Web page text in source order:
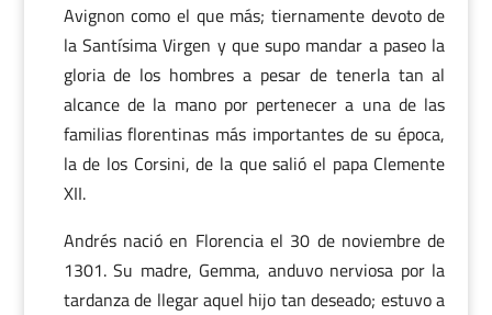
Avignon como el que más; tiernamente devoto de
la Santísima Virgen y que supo mandar a paseo la
gloria de los hombres a pesar de tenerla tan al
alcance de la mano por pertenecer a una de las
familias florentinas más importantes de su época,
la de los Corsini, de la que salió el papa Clemente
XII.
Andrés nació en Florencia el 30 de noviembre de
1301. Su madre, Gemma, anduvo nerviosa por la
tardanza de llegar aquel hijo tan deseado; estuvo a